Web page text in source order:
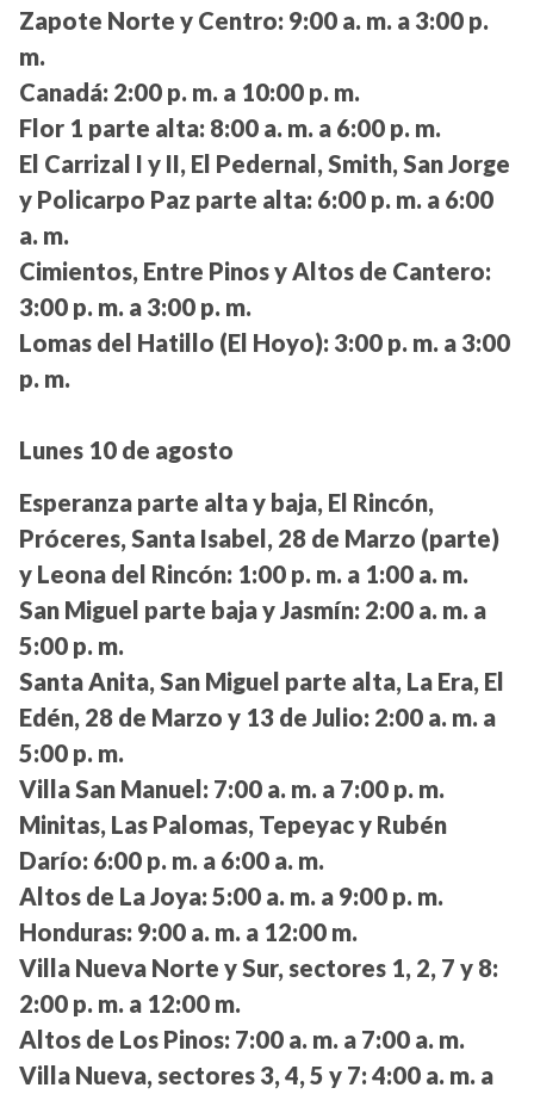
Zapote Norte y Centro: 9:00 a. m. a 3:00 p.
m.
Canadá: 2:00 p. m. a 10:00 p. m.
Flor 1 parte alta: 8:00 a. m. a 6:00 p. m.
El Carrizal I y II, El Pedernal, Smith, San Jorge
y Policarpo Paz parte alta: 6:00 p. m. a 6:00
a. m.
Cimientos, Entre Pinos y Altos de Cantero:
3:00 p. m. a 3:00 p. m.
Lomas del Hatillo (El Hoyo): 3:00 p. m. a 3:00
p. m.
Lunes 10 de agosto
Esperanza parte alta y baja, El Rincón,
Próceres, Santa Isabel, 28 de Marzo (parte)
y Leona del Rincón: 1:00 p. m. a 1:00 a. m.
San Miguel parte baja y Jasmín: 2:00 a. m. a
5:00 p. m.
Santa Anita, San Miguel parte alta, La Era, El
Edén, 28 de Marzo y 13 de Julio: 2:00 a. m. a
5:00 p. m.
Villa San Manuel: 7:00 a. m. a 7:00 p. m.
Minitas, Las Palomas, Tepeyac y Rubén
Darío: 6:00 p. m. a 6:00 a. m.
Altos de La Joya: 5:00 a. m. a 9:00 p. m.
Honduras: 9:00 a. m. a 12:00 m.
Villa Nueva Norte y Sur, sectores 1, 2, 7 y 8:
2:00 p. m. a 12:00 m.
Altos de Los Pinos: 7:00 a. m. a 7:00 a. m.
Villa Nueva, sectores 3, 4, 5 y 7: 4:00 a. m. a